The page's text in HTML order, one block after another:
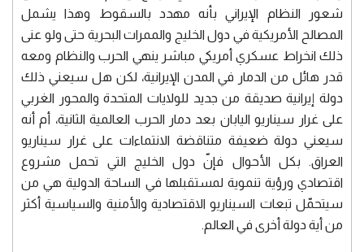
شعور النظام الإيراني بأنه مهدد بالسقوط وهذا يشمل
المصالح الأمريكية في دول الخليج والممرات البحرية حتى ولو عنى
ذلك انخراط عسكري أمريكي مباشر ينهي الحرب والنظام ومعه
قدر هائل من الدمار في المدن الإيرانية، لكن هل سيعني ذلك
دولة إيرانية صديقة من جديد للولايات المتحدة والمحور الغربي
على غرار سيناريو اليابان بعد دمار الحرب العالمية الثانية، أم أنه
سيعني دولة ضعيفة متناقضة الانتماءات على غرار سيناريو
العراق. بكل الأحوال فإنّ دول الخليج التي تحمل مشروع
اقتصادي ورؤية تنموية لمستقبلها في الساحة الدولية هي من
سيتحمّل تبعات السيناريو الاقتصادية والأمنية والسياسية أكثر
من أية دولة أخرى في العالم.